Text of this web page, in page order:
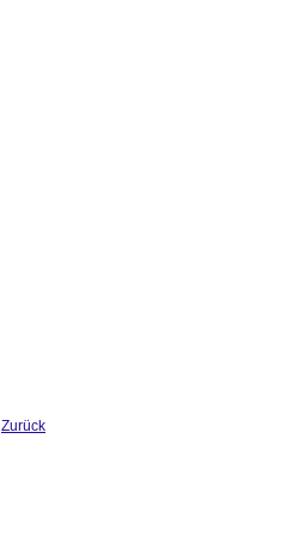
Zurück